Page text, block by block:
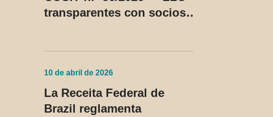
transparentes con socios
privilegiado
10 de abril de 2026
La Receita Federal de
Brazil reglamenta